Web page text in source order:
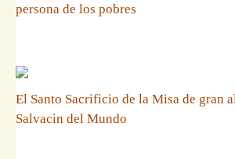
persona de los pobres
El Santo Sacrificio de la Misa de gran
Salvacin del Mundo